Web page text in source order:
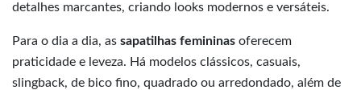
detalhes marcantes, criando looks modernos e versáteis.
Para o dia a dia, as sapatilhas femininas oferecem
praticidade e leveza. Há modelos clássicos, casuais,
slingback, de bico fino, quadrado ou arredondado, além de